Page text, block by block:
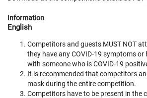
Information
English
Competitors and guests MUST NOT
they have any COVID-19 symptoms or
with someone who is COVID-19
It is recommended that competitors
mask during the entire competition.
Competitors have to be present in the